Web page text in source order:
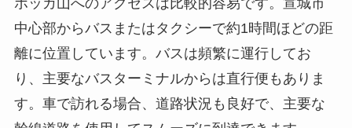
幹線道路を使用してスムーズに到達できます。
訪問の際には事前に営業時間や入場料を確認する
ことがおすすめです。開園時間は通常、朝の8時か
ら夕方5時までとなっており、季節によって若干の